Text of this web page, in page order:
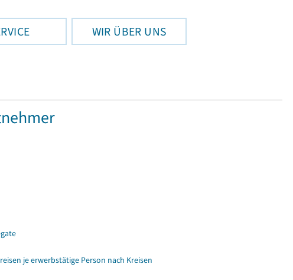
WIR ÜBER UNS
je erwerbstätige Person nach Kreisen